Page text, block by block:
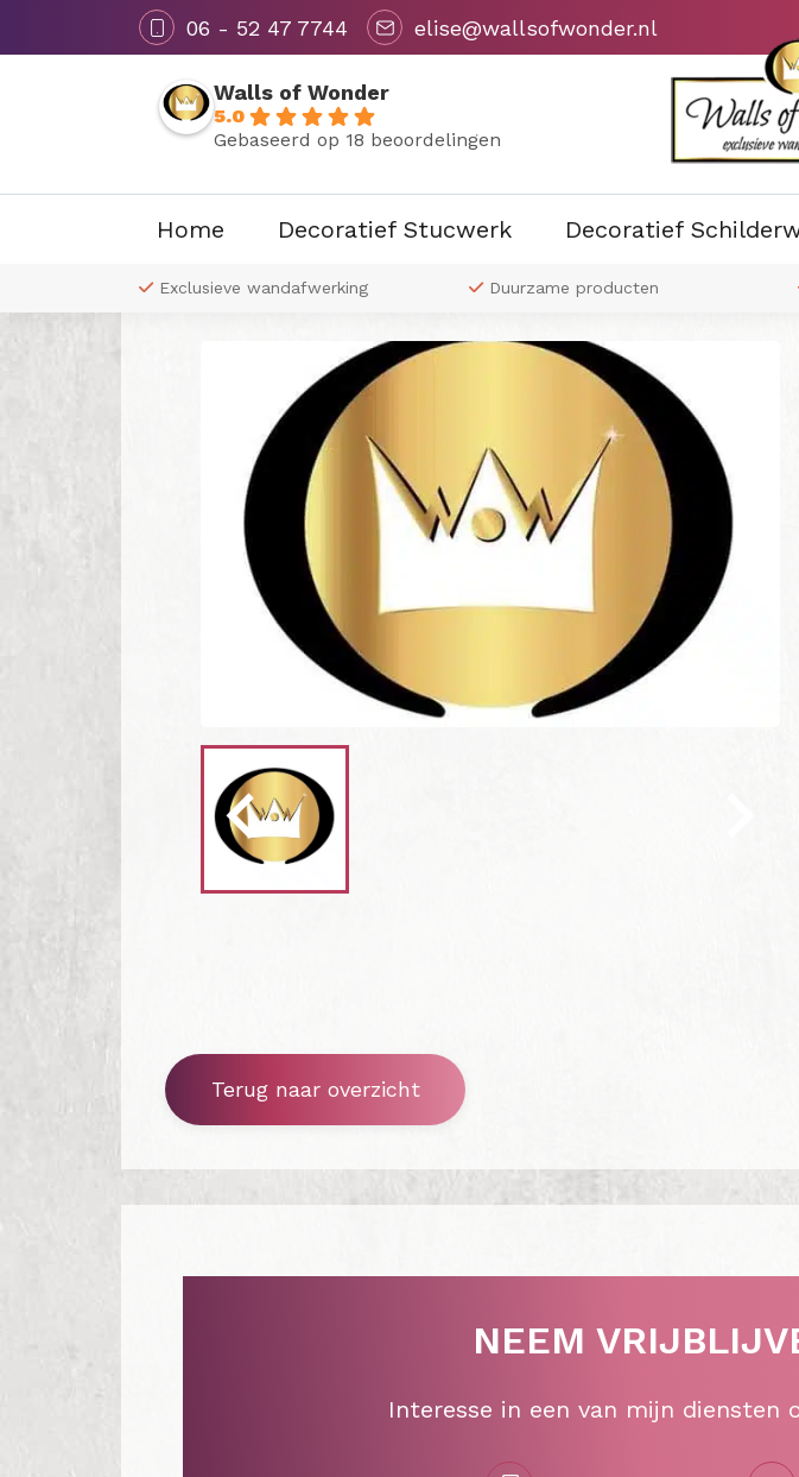
06 - 52 47 7744 elise@wallsofwonder.nl
Walls of Wonder
5.0
Gebaseerd op 18 beoordelingen
Home Decoratief Stucwerk Decoratief
Exclusieve wandafwerking Duurzame producten
Terug naar overzicht
Terug naar overzicht
NEEM
Interesse in een van mijn diensten